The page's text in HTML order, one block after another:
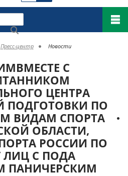
Пресс-центр Новости
С
ЦЕНТРА
ПОДГОТОВКИ ПО
ВИДАМ СПОРТА
ОБЛАСТИ,
РОССИИ ПО
ЛИЦ С ПОДА
ПАНИЧЕРСКИМ